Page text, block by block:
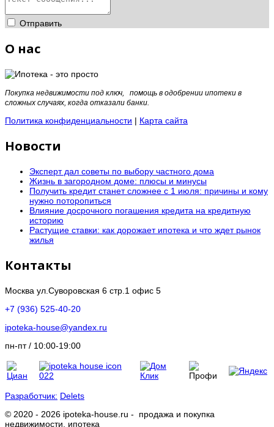
Отправить
О нас
Покупка недвижимости под ключ, помощь в одобрении ипотеки в
сложных случаях, когда отказали банки.
Политика конфиденциальности | Карта сайта
Новости
Эксперт дал советы по выбору частного дома
Жизнь в загородном доме: плюсы и минусы
Получить кредит станет сложнее с 1 июля: причины и кому
нужно поторопиться
Влияние досрочного погашения кредита на кредитную
историю
Растущие ставки: как дорожает ипотека и что ждет рынок
жилья
Контакты
Москва ул.Суворовская 6 стр.1 офис 5
+7 (936) 525-40-20
ipoteka-house@yandex.ru
пн-пт / 10:00-19:00
Разработчик: Delets
© 2020 - 2026 ipoteka-house.ru - продажа и покупка
недвижимости, ипотека